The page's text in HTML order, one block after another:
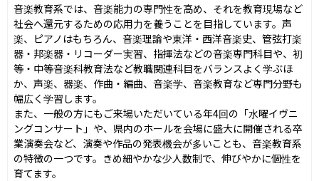
音楽教育系では、音楽能力の専門性を高め、それを教育現場など
社会へ還元するための応用力を養うことを目指しています。声
楽、ピアノはもちろん、音楽理論や東洋・西洋音楽史、管弦打楽
器・邦楽器・リコーダー実習、指揮法などの音楽専門科目や、初
等・中等音楽科教育法など教職関連科目をバランスよく学ぶほ
か、声楽、器楽、作曲・編曲、音楽学、音楽教育など専門分野も
幅広く学習します。
また、一般の方にもご来場いただいている年4回の「水曜イヴニ
ングコンサート」や、県内のホールを会場に盛大に開催される卒
業演奏会など、演奏や作品の発表機会が多いことも、音楽教育系
の特徴の一つです。きめ細やかな少人数制で、伸びやかに個性を
育てます。